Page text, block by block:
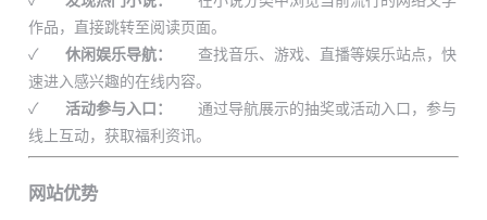
作品，直接跳转至阅读页面。
✓
休闲娱乐导航：
查找音乐、游戏、直播等娱乐站点，快
速进入感兴趣的在线内容。
✓
活动参与入口：
通过导航展示的抽奖或活动入口，参与
线上互动，获取福利资讯。
网站优势